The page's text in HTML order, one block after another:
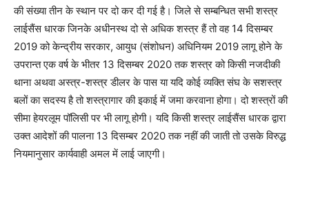
की संख्या तीन के स्थान पर दो कर दी गई है। जिले से सम्बन्धित सभी शस्त्र
लाईसैंस धारक जिनके अधीनस्थ दो से अधिक शस्त्र हैं तो वह 14 दिसम्बर
2019 को केन्द्रीय सरकार, आयुध (संशोधन) अधिनियम 2019 लागू होने के
उपरान्त एक वर्ष के भीतर 13 दिसम्बर 2020 तक शस्त्र को किसी नजदीकी
थाना अथवा अस्त्र-शस्त्र डीलर के पास या यदि कोई व्यक्ति संघ के सशस्त्र
बलों का सदस्य है तो शस्त्रागार की इकाई में जमा करवाना होगा। दो शस्त्रों की
सीमा हेयरलूम पॉलिसी पर भी लागू होगी। यदि किसी शस्त्र लाईसैंस धारक द्वारा
उक्त आदेशों की पालना 13 दिसम्बर 2020 तक नहीं की जाती तो उसके विरुद्ध
नियमानुसार कार्यवाही अमल में लाई जाएगी।